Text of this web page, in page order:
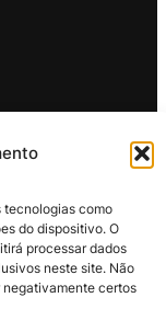
tecnologias como
do dispositivo. O
processar dados
neste site. Não
certos